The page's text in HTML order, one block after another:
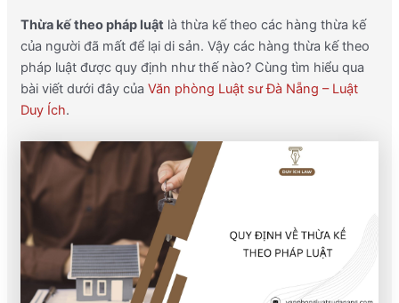
Thừa kế theo pháp luậtlà thừa kế theo các hàng thừa kế
của người đã mất để lại di sản. Vậy các hàng thừa kế theo
pháp luật được quy định như thế nào? Cùng tìm hiểu qua
bài viết dưới đây của Văn phòng Luật sư Đà Nẵng – Luật
Duy Ích.